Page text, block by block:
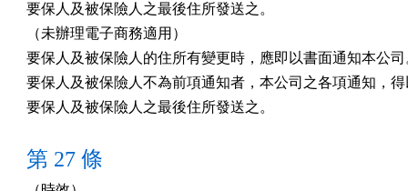
要保人及被保險人之最後住所發送之。
（未辦理電子商務適用）
要保人及被保險人的住所有變更時，應即以書面通知本公司
要保人及被保險人不為前項通知者，本公司之各項通知，
要保人及被保險人之最後住所發送之。
第 27 條